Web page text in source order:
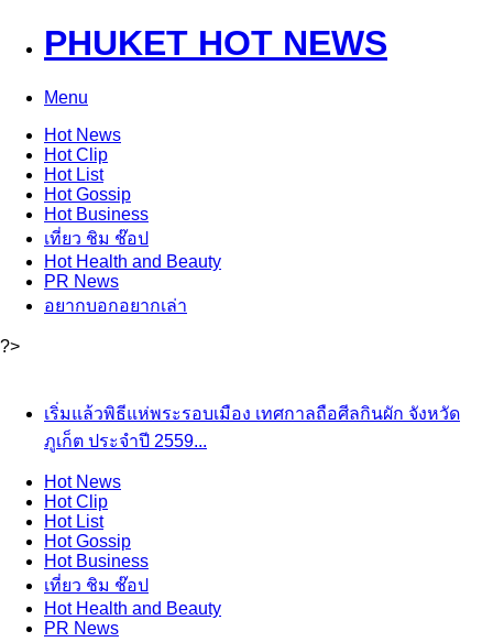
PHUKET HOT NEWS
Menu
HotNews
HotClip
HotList
HotGossip
HotBusiness
เที่ยว ชิม ช๊อป
HotHealth and Beauty
PR News
อยากบอกอยากเล่า
?>
เริ่มแล้วพิธีแห่พระรอบเมือง เทศกาลถือศีลกินผัก จังหวัด
ภูเก็ต ประจำปี 2559...
HotNews
HotClip
HotList
HotGossip
HotBusiness
เที่ยว ชิม ช๊อป
HotHealth and Beauty
PR News